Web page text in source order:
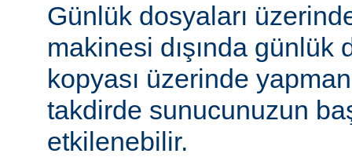
Günlük dosyaları
makinesi dışında günlük
kopyası üzerinde
takdirde sunucunuzun
etkilenebilir.